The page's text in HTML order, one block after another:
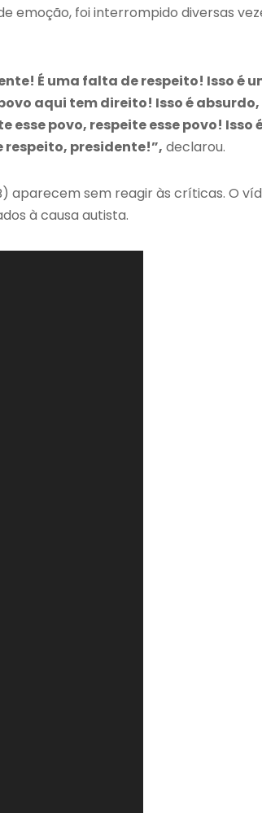
emoção, foi interrompido diversas
É uma falta de respeito! Isso é
aqui tem direito! Isso é absurdo,
esse povo, respeite esse povo! Isso
respeito, presidente!”, declarou.
aparecem sem reagir às críticas. O
à causa autista.